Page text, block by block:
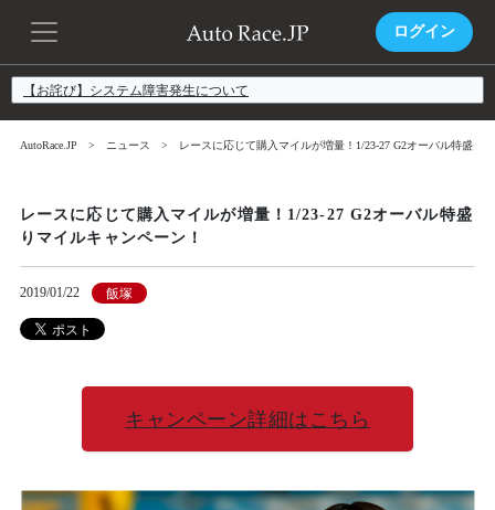
ログイン
【お詫び】システム障害発生について
AutoRace.JP ニュース レースに応じて購入マイルが増量！1/23-27 G2オーバル特盛り
レースに応じて購入マイルが増量！1/23-27 G2オーバル特盛
りマイルキャンペーン！
2019/01/22 飯塚
キャンペーン詳細はこちら